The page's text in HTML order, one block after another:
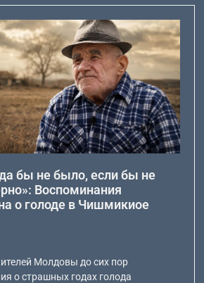
бы не было, если бы не
Воспоминания
о голоде в Чишмикиое
Молдовы до сих пор
о страшных годах голода